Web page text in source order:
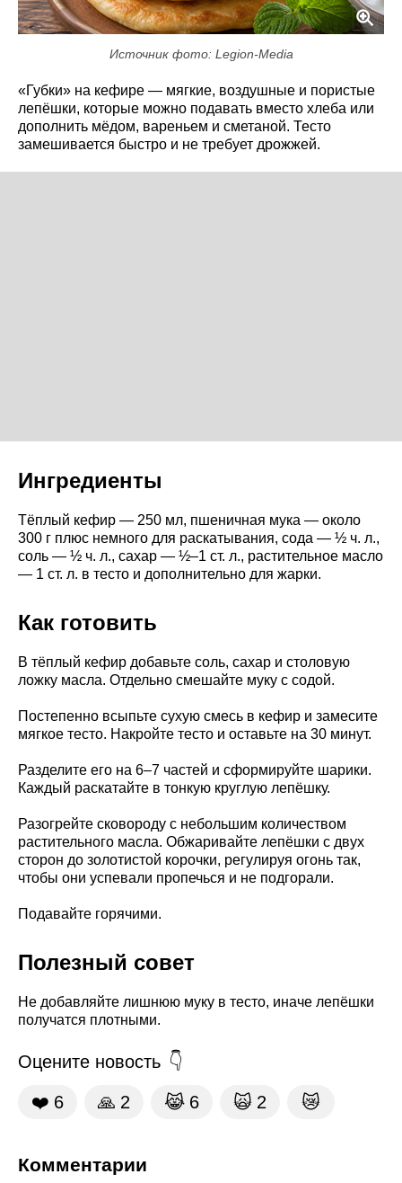
Источник фото: Legion-Media
«Губки» на кефире — мягкие, воздушные и пористые
лепёшки, которые можно подавать вместо хлеба или
дополнить мёдом, вареньем и сметаной. Тесто
замешивается быстро и не требует дрожжей.
Ингредиенты
Тёплый кефир — 250 мл, пшеничная мука — около
300 г плюс немного для раскатывания, сода — ½ ч. л.,
соль — ½ ч. л., сахар — ½–1 ст. л., растительное масло
— 1 ст. л. в тесто и дополнительно для жарки.
Как готовить
В тёплый кефир добавьте соль, сахар и столовую
ложку масла. Отдельно смешайте муку с содой.
Постепенно всыпьте сухую смесь в кефир и замесите
мягкое тесто. Накройте тесто и оставьте на 30 минут.
Разделите его на 6–7 частей и сформируйте шарики.
Каждый раскатайте в тонкую круглую лепёшку.
Разогрейте сковороду с небольшим количеством
растительного масла. Обжаривайте лепёшки с двух
сторон до золотистой корочки, регулируя огонь так,
чтобы они успевали пропечься и не подгорали.
Подавайте горячими.
Полезный совет
Не добавляйте лишнюю муку в тесто, иначе лепёшки
получатся плотными.
Оцените новость
❤️ 6 🙏 2 😹 6 🙀 2 😿
Комментарии